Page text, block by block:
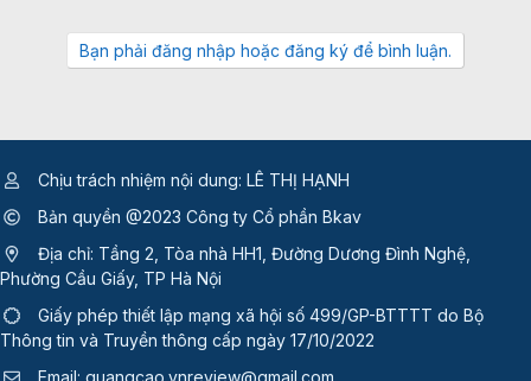
Bạn phải đăng nhập hoặc đăng ký để bình luận.
Chịu trách nhiệm nội dung: LÊ THỊ HẠNH
Bản quyền @2023 Công ty Cổ phần Bkav
Địa chỉ: Tầng 2, Tòa nhà HH1, Đường Dương Đình Nghệ,
Phường Cầu Giấy, TP Hà Nội
Giấy phép thiết lập mạng xã hội số 499/GP-BTTTT do Bộ
Thông tin và Truyền thông cấp ngày 17/10/2022